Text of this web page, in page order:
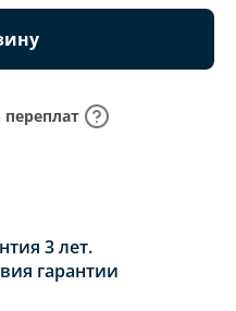
переплат
3 лет.
гарантии